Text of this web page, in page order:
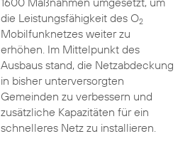
die Leistungsfähigkeit des O2
Mobilfunknetzes weiter zu
erhöhen. Im Mittelpunkt des
Ausbaus stand, die Netzabdeckung
in bisher unterversorgten
Gemeinden zu verbessern und
zusätzliche Kapazitäten für ein
schnelleres Netz zu installieren.